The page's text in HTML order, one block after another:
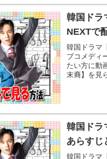
韓国ドラ
NEXTで
韓国ドラマ
ブコメディ
たい方に動
末裔】を見
韓国ドラ
あらすじ
韓国ドラマ